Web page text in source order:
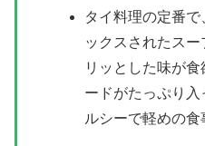
タイ料理の定番で
ックスされたス
リッとした味が
ードがたっぷり
ルシーで軽めの食